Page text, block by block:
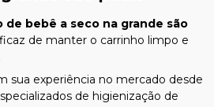
de bebê a seco na grande são
de manter o carrinho limpo e
sua experiência no mercado desde
de higienização de